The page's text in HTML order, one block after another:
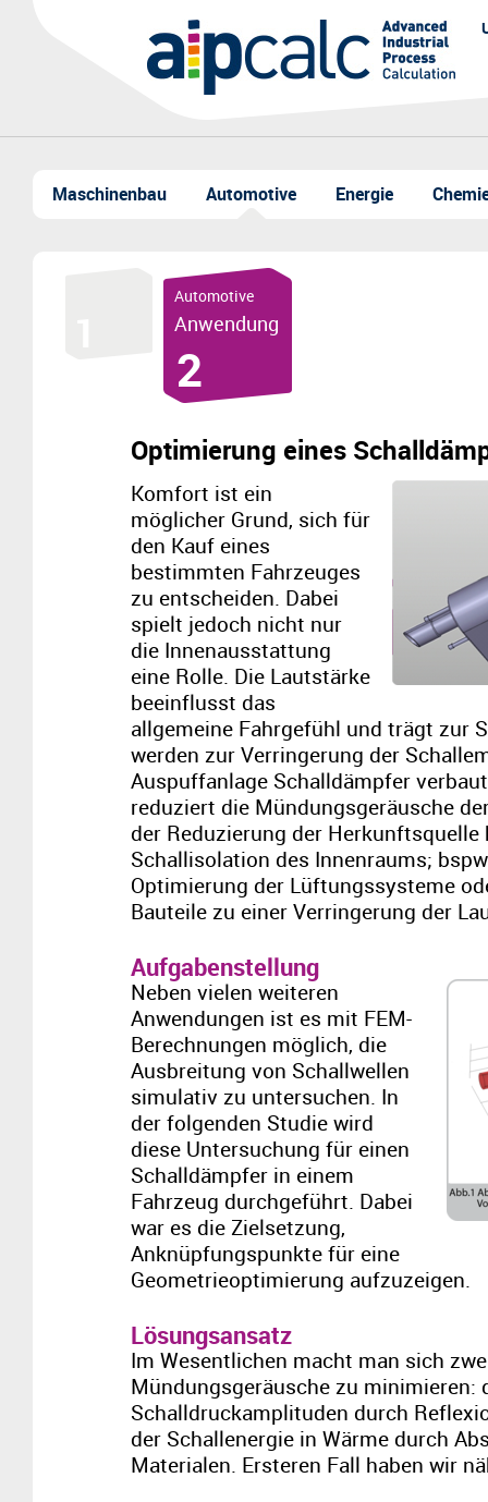
Maschinenbau Automotive Energie
Automotive
Anwendung
Optimierung eines
Komfort ist ein
möglicher Grund, sich für
den Kauf eines
bestimmten Fahrzeuges
zu entscheiden. Dabei
spielt jedoch nicht nur
die Innenausstattung
eine Rolle. Die Lautstärke
beeinflusst das
allgemeine Fahrgefühl und trägt zur
werden zur Verringerung der
Auspuffanlage Schalldämpfer
reduziert die Mündungsgeräusche
der Reduzierung der Herkunftsquelle
Schallisolation des Innenraums;
Optimierung der Lüftungssysteme
Bauteile zu einer Verringerung der
Aufgabenstellung
Neben vielen weiteren
Anwendungen ist es mit FEM-
Berechnungen möglich, die
Ausbreitung von Schallwellen
simulativ zu untersuchen. In
der folgenden Studie wird
diese Untersuchung für einen
Schalldämpfer in einem
Fahrzeug durchgeführt. Dabei
war es die Zielsetzung,
Anknüpfungspunkte für eine
Geometrieoptimierung aufzuzeigen.
Lösungsansatz
Im Wesentlichen macht man sich
Mündungsgeräusche zu minimieren:
Schalldruckamplituden durch
der Schallenergie in Wärme durch
Materialen. Ersteren Fall haben wir